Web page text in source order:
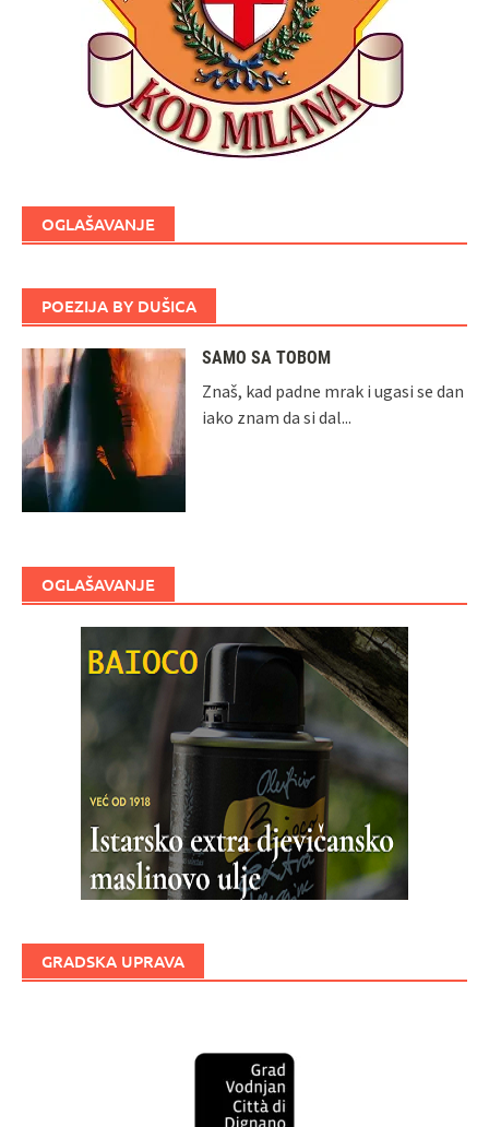
OGLAŠAVANJE
POEZIJA BY DUŠICA
SAMO SA TOBOM
Znaš, kad padne mrak i ugasi se dan
iako znam da si dal...
OGLAŠAVANJE
GRADSKA UPRAVA